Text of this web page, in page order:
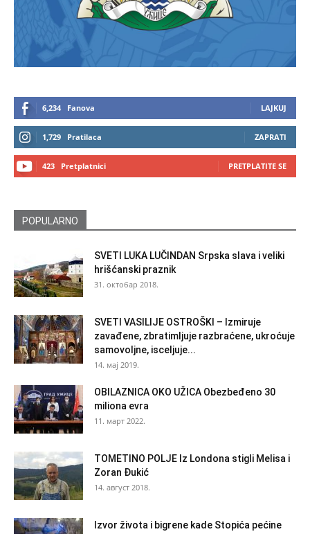
6,234 Fanova LAJKUJ
1,729 Pratilaca ZAPRATI
423 Pretplatnici PRETPLATITE SE
POPULARNO
SVETI LUKA LUČINDAN Srpska slava i veliki
hrišćanski praznik
31. октобар 2018.
SVETI VASILIJE OSTROŠKI – Izmiruje
zavađene, zbratimljuje razbraćene, ukroćuje
samovoljne, isceljuje...
14. мај 2019.
OBILAZNICA OKO UŽICA Obezbeđeno 30
miliona evra
11. март 2022.
TOMETINO POLJE Iz Londona stigli Melisa i
Zoran Đukić
14. август 2018.
Izvor života i bigrene kade Stopića pećine